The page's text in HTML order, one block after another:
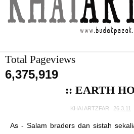
Total Pageviews
6,375,919
:: EARTH
KHAI ARTZFAR 26.3.11
As - Salam braders dan sistah